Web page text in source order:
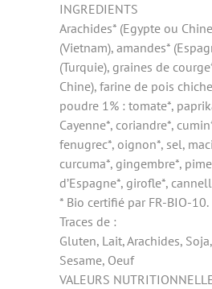
INGREDIENTS
Arachides* (Egypte ou
(Vietnam), amandes*
(Turquie), graines de
Chine), farine de pois
poudre 1% : tomate*,
Cayenne*, coriandre*,
fenugrec*, oignon*, sel,
curcuma*, gingembre*,
d’Espagne*, girofle*,
* Bio certifié par FR-BIO-10.
Traces de :
Gluten, Lait, Arachides,
Sesame, Oeuf
VALEURS